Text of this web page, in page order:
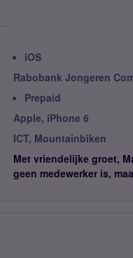
iOS
Rabobank Jongeren
Prepaid
Apple, iPhone 6
ICT, Mountainbiken
Met vriendelijke groet,
geen medewerker is,